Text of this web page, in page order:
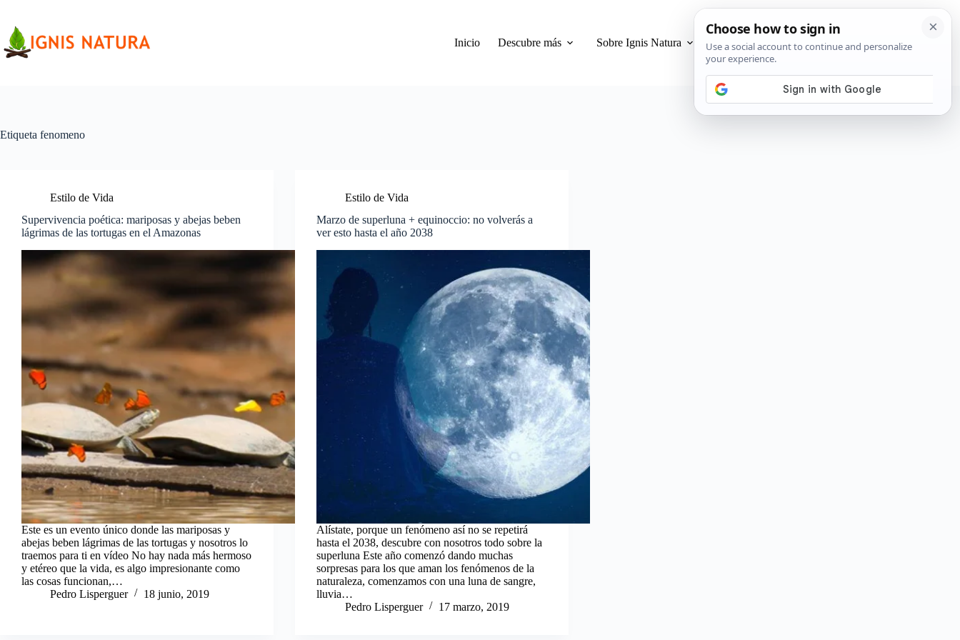
contenido
Inicio
Descubre más Sobre Ignis Natura Privacidad y Cookies
Etiqueta fenomeno
Estilo de Vida
Supervivencia poética: mariposas y abejas beben
lágrimas de las tortugas en el Amazonas
Este es un evento único donde las mariposas y
abejas beben lágrimas de las tortugas y nosotros lo
traemos para ti en vídeo No hay nada más hermoso
y etéreo que la vida, es algo impresionante como
las cosas funcionan,…
Pedro Lisperguer
18 junio, 2019
Estilo de Vida
Marzo de superluna + equinoccio: no volverás a
ver esto hasta el año 2038
Alístate, porque un fenómeno así no se repetirá
hasta el 2038, descubre con nosotros todo sobre la
superluna Este año comenzó dando muchas
sorpresas para los que aman los fenómenos de la
naturaleza, comenzamos con una luna de sangre,
lluvia…
Pedro Lisperguer
17 marzo, 2019